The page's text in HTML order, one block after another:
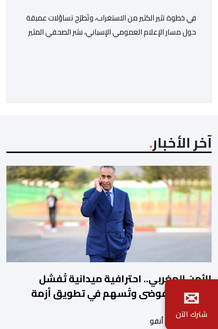
في خطوة تثير الكثير من الاستغراب، وتَطرَح تساؤلات عميقة
حول مسار الإعلام العمومي الإسباني، نشر الصحفي المثير
الاجتماعية”، يُمثِّل خروجاً غير مألوف عن الخط التحريري
آخر الأخبار
الأمن المغربي.. احترافية ميدانية تُفشل
سيناريو الفوضى وتُسهم في تطويق أزمة
سبتة
بواسطة أحداث. أنفو
✉
شترك الآن